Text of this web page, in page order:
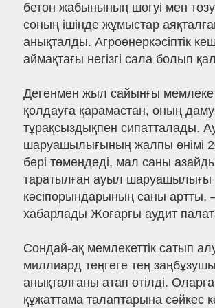
бетон жабынының шөгуі мен
соның ішінде жұмыстар
анықталды. Агроөнеркәсіптік
аймақтағы негізгі сала болып
Дегенмен жыл сайынғы
қолдауға қарамастан, оның
тұрақсыздықпен сипатталады.
шаруашылығының жалпы өнімі
бері төмендеді, мал саны
таратылған ауыл шаруашылығы
кәсіпорындарының саны артты,
хабарлады Жоғарғы аудит
Сондай-ақ мемлекеттік сатып
миллиард теңгеге тең
анықталғаны атап өтілді.
құжаттама талаптарына сәйкес